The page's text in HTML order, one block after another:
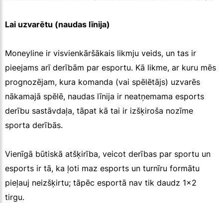
Lai uzvarētu (naudas līnija)
Moneyline ir visvienkāršākais likmju veids, un tas ir
pieejams arī derībām par esportu. Kā likme, ar kuru mēs
prognozējam, kura komanda (vai spēlētājs) uzvarēs
nākamajā spēlē, naudas līnija ir neatņemama esports
derību sastāvdaļa, tāpat kā tai ir izšķiroša nozīme
sporta derībās.
Vienīgā būtiskā atšķirība, veicot derības par sportu un
esports ir tā, ka ļoti maz esports un turnīru formātu
pieļauj neizšķirtu; tāpēc esportā nav tik daudz 1x2
tirgu.